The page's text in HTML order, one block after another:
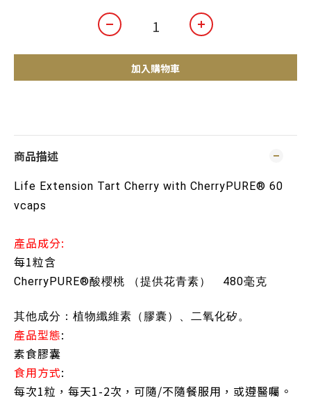
加入購物車
商品描述
Life Extension Tart Cherry with CherryPURE® 60
vcaps
產品成分:
每1粒含
CherryPURE®酸櫻桃 （提供花青素） 480毫克
其他成分：植物纖維素（膠囊）、二氧化矽。
產品型態:
素食膠囊
食用方式:
每次1粒，每天1-2次，可隨/不隨餐服用，或遵醫囑。